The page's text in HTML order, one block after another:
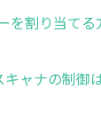
を割り当てる
ャナの制御